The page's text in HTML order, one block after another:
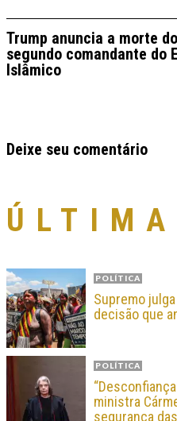
Trump anuncia a morte do
segundo comandante do
Islâmico
Deixe seu comentário
POLÍTICA
Supremo
decisão que
POLÍTICA
ministra
segurança